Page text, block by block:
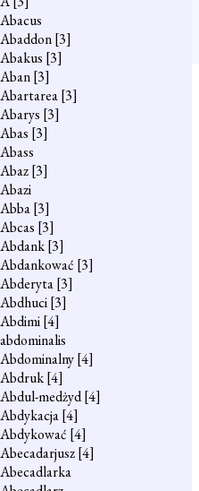
Abacus
Abaddon[3]
Abakus [3]
Aban[3]
Abartarea[3]
Abarys [3]
Abas [3]
Abass
Abaz[3]
Abazi
Abba[3]
Abcas [3]
Abdank[3]
Abdankować [3]
Abderyta[3]
Abdhuci[3]
Abdimi[4]
abdominalis
Abdominalny[4]
Abdruk[4]
Abdul-medżyd[4]
Abdykacja[4]
Abdykować [4]
Abecadarjusz[4]
Abecadlarka